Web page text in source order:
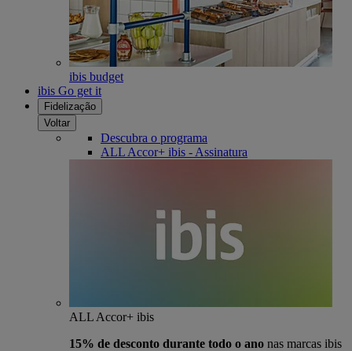
ibis budget
ibis Go get it
Fidelização
Voltar
Descubra o programa
ALL Accor+ ibis - Assinatura
ALL Accor+ ibis
15% de desconto durante todo o ano nas marcas ibis